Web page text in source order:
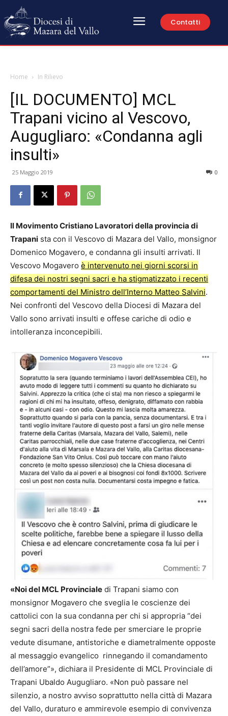
Contatti
Home In Rilievo
[IL DOCUMENTO] MCL
Trapani vicino al Vescovo,
Augugliaro: «Condanna agli
insulti»
25 Maggio 2019 0
Il Movimento Cristiano Lavoratori della provincia di
Trapani sta con il Vescovo di Mazara del Vallo, monsignor
Domenico Mogavero, e condanna gli insulti arrivati. Il
Vescovo Mogavero è intervenuto nei giorni scorsi in
difesa dei nostri segni sacri e ha stigmatizzato i recenti
comportamenti del Ministro dell’Interno Matteo Salvini.
Nei confronti del Vescovo della Diocesi di Mazara del
Vallo sono arrivati insulti e offese cariche di odio e
intolleranza inconcepibili.
«Noi del MCL Provinciale di Trapani siamo con
monsignor Mogavero che sveglia le coscienze dei
cattolici con la sua condanna per chi si appropria “dei
segni sacri della nostra fede per smerciare le proprie
vedute disumane, antistoriche e diametralmente opposte
al messaggio evangelico rinnegando il comandamento
dell’amore”», dichiara il Presidente di MCL Provinciale di
Trapani Ubaldo Augugliaro. «Non può passare nel
silenzio, a nostro avviso soprattutto nella città di Mazara
del Vallo, duraturo e ammirevole esempio di convivenza